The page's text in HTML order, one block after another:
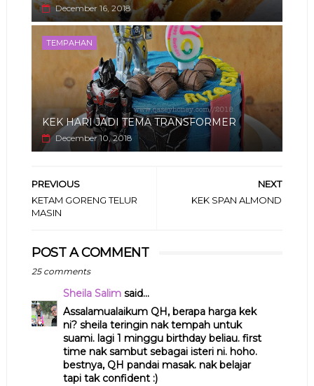
December 16, 2018
TEMPAHAN
KEK HARI JADI TEMA TRANSFORMER
December 10, 2018
NEXT
KEK SPAN ALMOND
PREVIOUS
KETAM GORENG TELUR
MASIN
POST A COMMENT
25 comments
Sheila Salimsaid...
Assalamualaikum QH, berapa harga kek
ni? sheila teringin nak tempah untuk
suami. lagi 1 minggu birthday beliau. first
time nak sambut sebagai isteri ni. hoho.
bestnya, QH pandai masak. nak belajar
tapi tak confident :)